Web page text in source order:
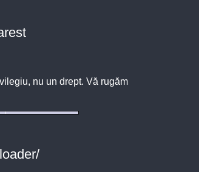
nu un drept. Vă rugăm